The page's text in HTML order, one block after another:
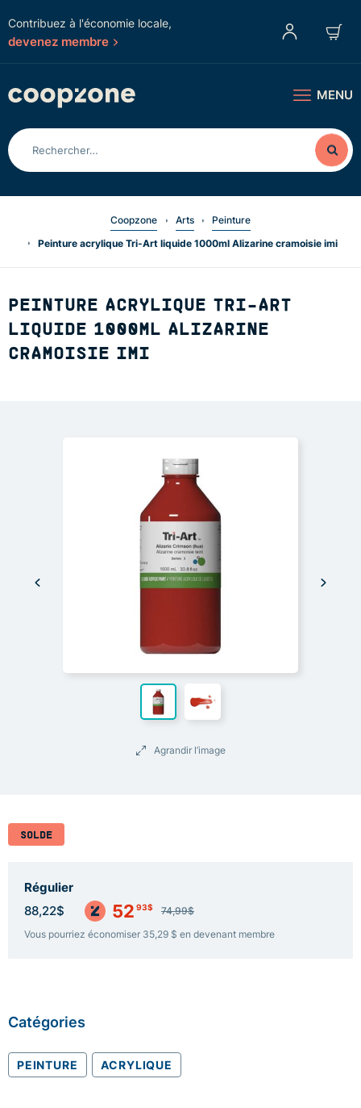
Contribuez à l'économie locale,
devenez membre
MENU
Coopzone Arts
Peinture
Peinture acrylique Tri-Art liquide 1000ml Alizarine cramoisie imi
PEINTURE ACRYLIQUE TRI-ART
LIQUIDE 1000ML ALIZARINE
CRAMOISIE IMI
Agrandir l’image
SOLDE
Régulier
88,22$ 52 93$
74,99$
Vous pourriez économiser 35,29 $ en devenant membre
Catégories
PEINTURE ACRYLIQUE